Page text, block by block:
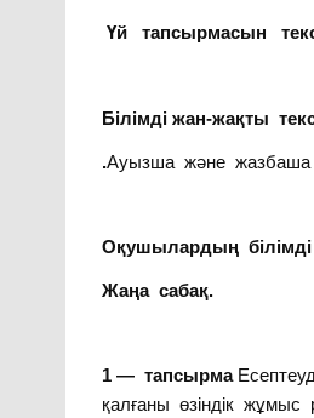
Үй тапсырмасын
Білімді жан-жақты
.Ауызша және жазбаша
Оқушылардың білімді
Жаңа сабақ.
1 — тапсырма
қалғаны өзіндік жұмыс